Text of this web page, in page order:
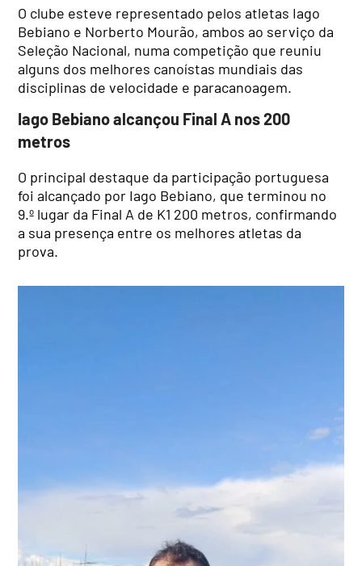
O clube esteve representado pelos atletas Iago
Bebiano e Norberto Mourão, ambos ao serviço da
Seleção Nacional, numa competição que reuniu
alguns dos melhores canoístas mundiais das
disciplinas de velocidade e paracanoagem.
Iago Bebiano alcançou Final A nos 200
metros
O principal destaque da participação portuguesa
foi alcançado por Iago Bebiano, que terminou no
9.º lugar da Final A de K1 200 metros, confirmando
a sua presença entre os melhores atletas da
prova.